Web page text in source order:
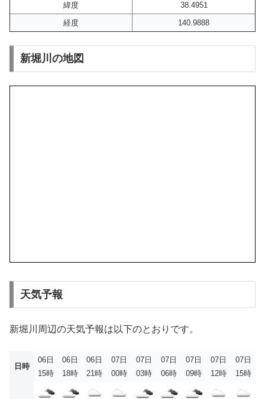
緯度
38.4951
経度
140.9888
新堀川の地図
天気予報
新堀川周辺の天気予報は以下のとおりです。
日時
06日
15時
06日
18時
06日
21時
07日
00時
07日
03時
07日
06時
07日
09時
07日
12時
07日
15時